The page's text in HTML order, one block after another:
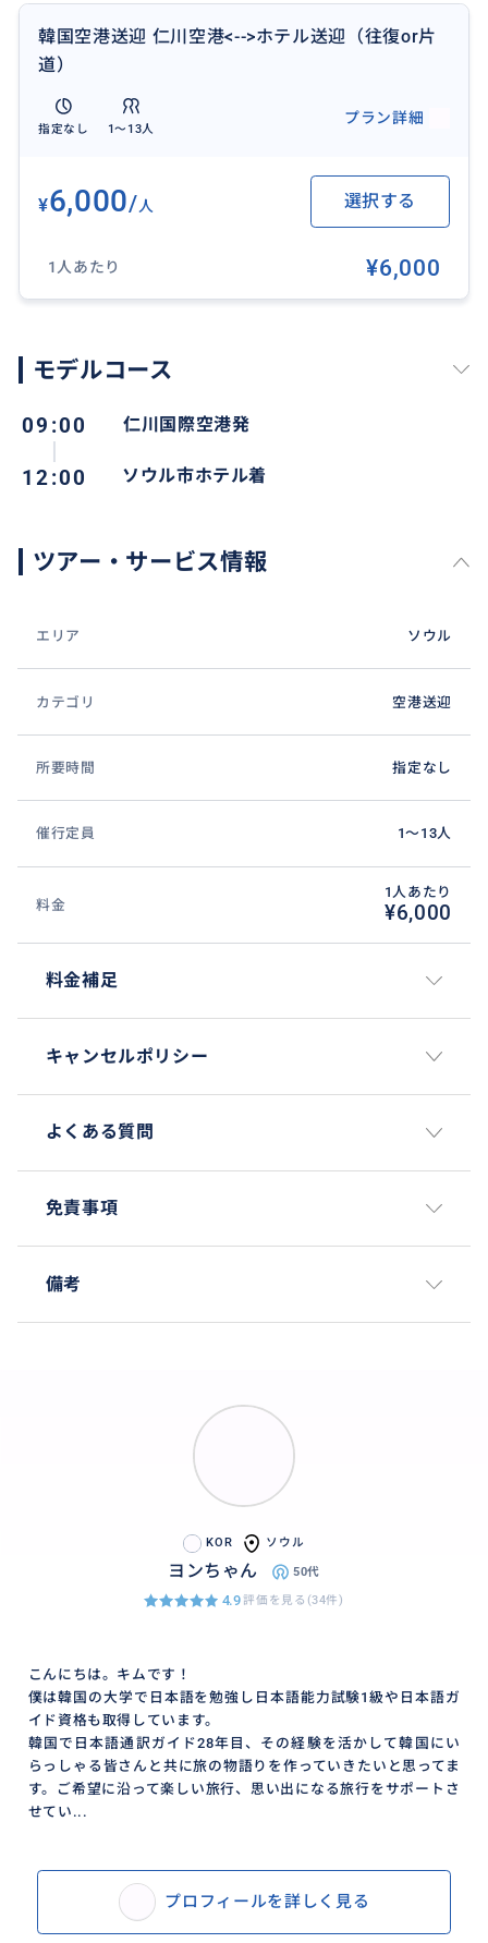
(お客様事情ではないフライト遅延の場合も含まれます)
※到着後、車の利用延長は1時間当たり30,000ウォンの
追加料金がかかります。（使用時間が10分を超えた場
※ソウル以外の地域の送迎をご希望の場合は事前にお
※所要時間は交通事情により若干のずれが生じる場合
おすすめ
日に便利なサービスです。貸切チャーターの空港送
迎、空港～ホテルまでノンストップ、最大4名まで乗車
OK、荷物も積めて移動がスムーズ、高速道路の走行も
安心
韓国空港送迎 仁川空港<-->ホテル送迎（往復or片
道）
指定なし 1〜13人
プラン詳細
¥6,000/人 選択する
1人あたり ¥6,000
モデルコース
09:00 仁川国際空港発
12:00 ソウル市ホテル着
ツアー・サービス情報
エリア ソウル
カテゴリ 空港送迎
所要時間 指定なし
催行定員 1〜13人
料金
1人あたり
¥6,000
料金補足
キャンセルポリシー
よくある質問
免責事項
備考
KOR ソウル
ヨンちゃん 50代
4.9評価を見る(34件)
こんにちは。キムです！
僕は韓国の大学で日本語を勉強し日本語能力試験1級や日本語ガ
イド資格も取得しています。
韓国で日本語通訳ガイド28年目、その経験を活かして韓国にい
らっしゃる皆さんと共に旅の物語りを作っていきたいと思ってま
す。ご希望に沿って楽しい旅行、思い出になる旅行をサポートさ
せてい...
プロフィールを詳しく見る